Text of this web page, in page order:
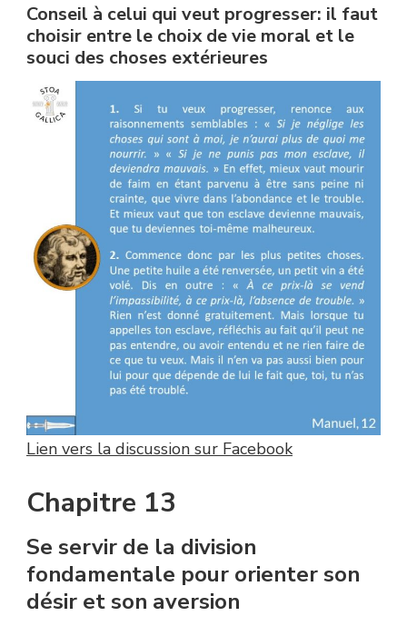
Conseil à celui qui veut progresser: il faut
choisir entre le choix de vie moral et le
souci des choses extérieures
Lien vers la discussion sur Facebook
Chapitre 13
Se servir de la division
fondamentale pour orienter son
désir et son aversion